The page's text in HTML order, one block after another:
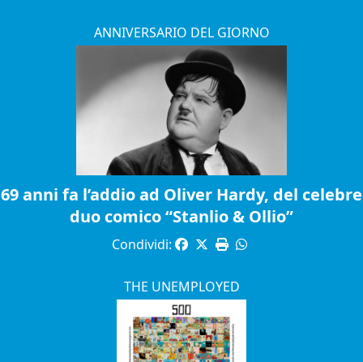
ANNIVERSARIO DEL GIORNO
69 anni fa l’addio ad Oliver Hardy, del celebre
duo comico “Stanlio & Ollio”
Condividi:
THE UNEMPLOYED